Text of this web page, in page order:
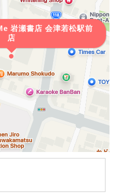
岩瀬書店 会津若松駅前
店